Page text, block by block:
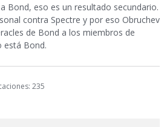
Bond, eso es un resultado secundario.
contra Spectre y por eso Obruchev
de Bond a los miembros de
está Bond.
235